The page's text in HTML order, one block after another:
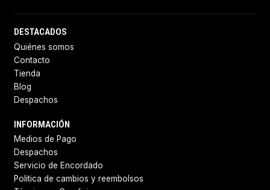
DESTACADOS
Quiénes somos
Contacto
Tienda
Blog
Despachos
INFORMACIÓN
Medios de Pago
Despachos
Servicio de Encordado
Politica de cambios y reembolsos